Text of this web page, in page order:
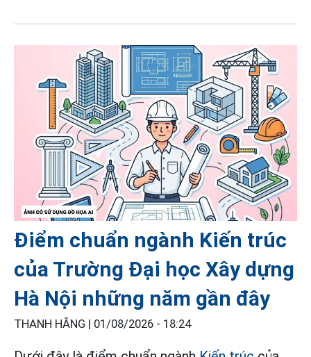
Điểm chuẩn ngành Kiến trúc
của Trường Đại học Xây dựng
Hà Nội những năm gần đây
THANH HẰNG | 01/08/2026 - 18:24